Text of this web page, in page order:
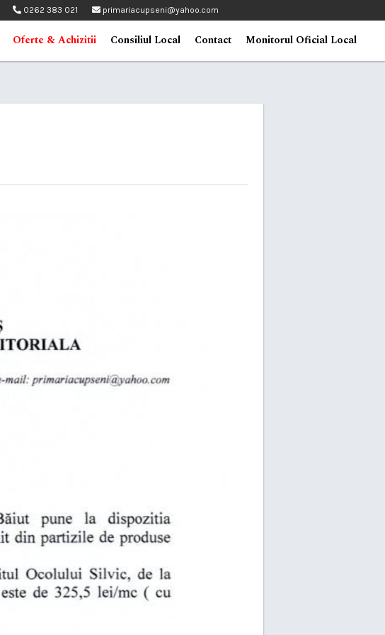
0262 383 021 primariacupseni@yahoo.com
Oferte & Achizitii Consiliul Local Contact Monitorul Oficial Local